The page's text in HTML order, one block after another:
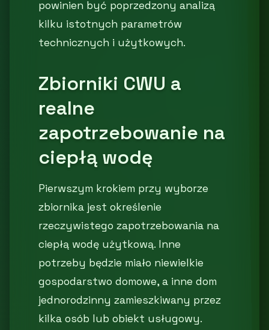
powinien być poprzedzony analizą
kilku istotnych parametrów
technicznych i użytkowych.
Zbiorniki CWU a
realne
zapotrzebowanie na
ciepłą wodę
Pierwszym krokiem przy wyborze
zbiornika jest określenie
rzeczywistego zapotrzebowania na
ciepłą wodę użytkową. Inne
potrzeby będzie miało niewielkie
gospodarstwo domowe, a inne dom
jednorodzinny zamieszkiwany przez
kilka osób lub obiekt usługowy.